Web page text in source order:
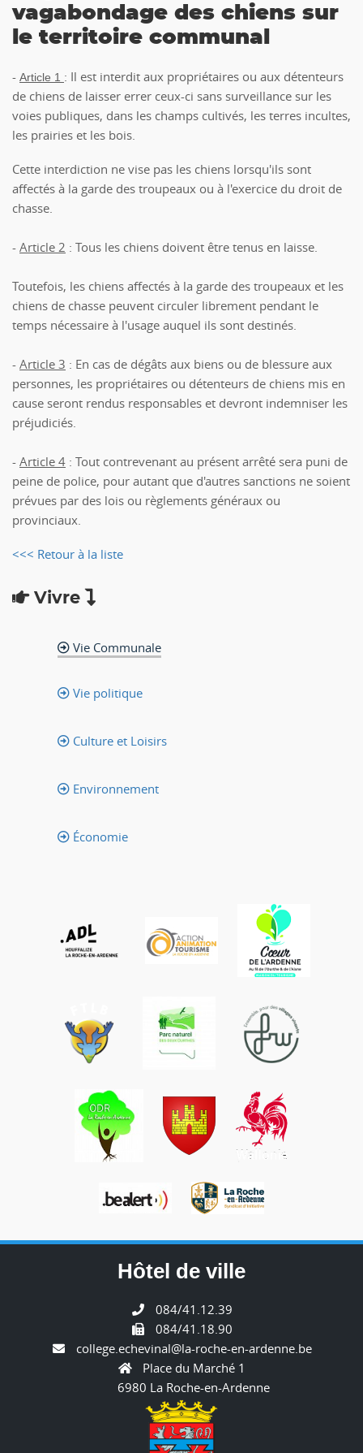
vagabondage des chiens sur
le territoire communal
- Article 1 : Il est interdit aux propriétaires ou aux détenteurs
de chiens de laisser errer ceux-ci sans surveillance sur les
voies publiques, dans les champs cultivés, les terres incultes,
les prairies et les bois.
Cette interdiction ne vise pas les chiens lorsqu'ils sont
affectés à la garde des troupeaux ou à l'exercice du droit de
chasse.
- Article 2 : Tous les chiens doivent être tenus en laisse.
Toutefois, les chiens affectés à la garde des troupeaux et les
chiens de chasse peuvent circuler librement pendant le
temps nécessaire à l'usage auquel ils sont destinés.
- Article 3 : En cas de dégâts aux biens ou de blessure aux
personnes, les propriétaires ou détenteurs de chiens mis en
cause seront rendus responsables et devront indemniser les
préjudiciés.
- Article 4 : Tout contrevenant au présent arrêté sera puni de
peine de police, pour autant que d'autres sanctions ne soient
prévues par des lois ou règlements généraux ou
provinciaux.
<<< Retour à la liste
Vivre
Vie Communale
Vie politique
Culture et Loisirs
Environnement
Économie
Hôtel de ville
084/41.12.39
084/41.18.90
college.echevinal@la-roche-en-ardenne.be
Place du Marché 1
6980 La Roche-en-Ardenne